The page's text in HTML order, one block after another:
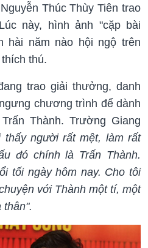
Thúc Thùy Tiên trao
này, hình ảnh "cặp bài
hài năm nào hội ngộ trên
thú.
trao giải thưởng, danh
chương trình để dành
Thành. Trường Giang
thấy người rất mệt, làm rất
đó chính là Trấn Thành.
tối ngày hôm nay. Cho tôi
với Thành một tí, một
thân".